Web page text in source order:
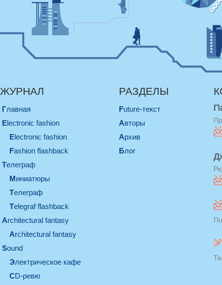
ЖУРНАЛ
Главная
electronic fashion
electronic fashion
Fashion flashback
телеграф
миниатюры
телеграф
Telegraf flashback
architectural fantasy
architectural fantasy
sound
электрическое кафе
CD-ревю
РАЗДЕЛЫ
Future-текст
Авторы
Архив
Блог